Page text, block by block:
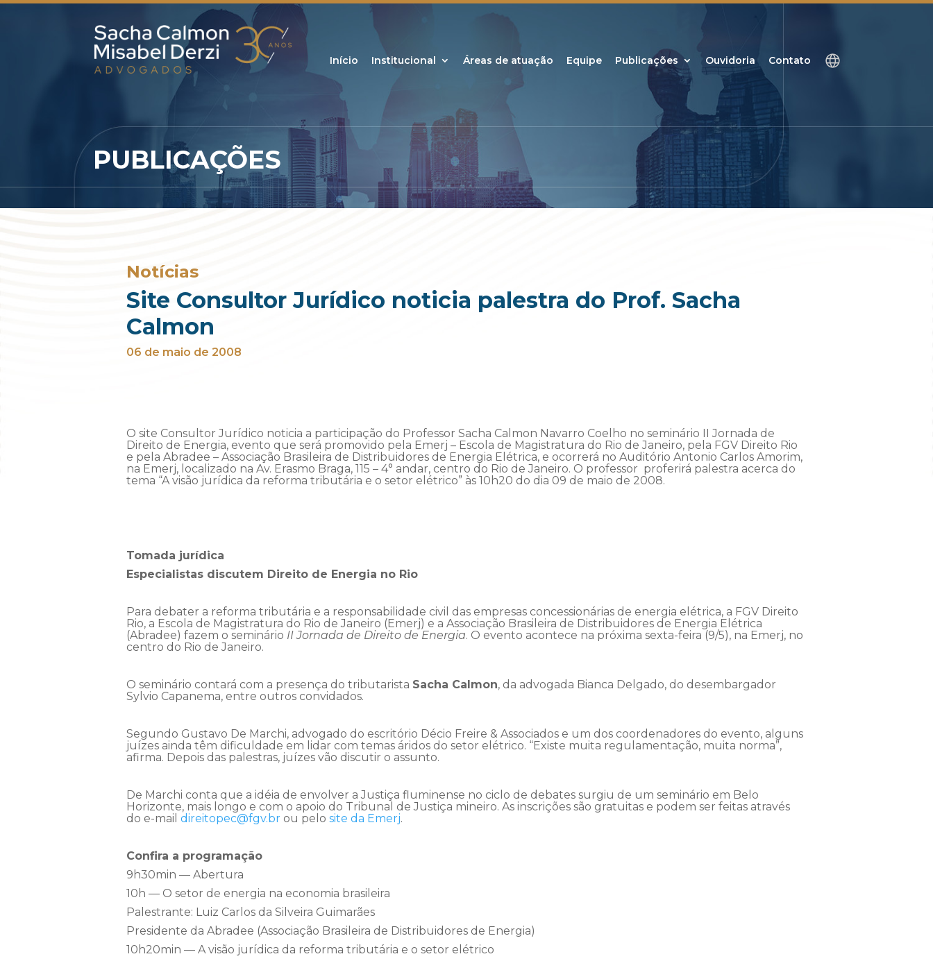
Início Institucional Áreas de atuação Equipe Publicações Ouvidoria Contato
PUBLICAÇÕES
Notícias
Site Consultor Jurídico noticia palestra do Prof. Sacha
Calmon
06 de maio de 2008
O site Consultor Jurídico noticia a participação do Professor Sacha Calmon Navarro Coelho no seminário II Jornada de
Direito de Energia, evento que será promovido pela Emerj – Escola de Magistratura do Rio de Janeiro, pela FGV Direito Rio
e pela Abradee – Associação Brasileira de Distribuidores de Energia Elétrica, e ocorrerá no Auditório Antonio Carlos Amorim,
na Emerj, localizado na Av. Erasmo Braga, 115 – 4° andar, centro do Rio de Janeiro. O professor proferirá palestra acerca do
tema “A visão jurídica da reforma tributária e o setor elétrico” às 10h20 do dia 09 de maio de 2008.
Tomada jurídica
Especialistas discutem Direito de Energia no Rio
Para debater a reforma tributária e a responsabilidade civil das empresas concessionárias de energia elétrica, a FGV Direito
Rio, a Escola de Magistratura do Rio de Janeiro (Emerj) e a Associação Brasileira de Distribuidores de Energia Elétrica
(Abradee) fazem o seminário II Jornada de Direito de Energia. O evento acontece na próxima sexta-feira (9/5), na Emerj, no
centro do Rio de Janeiro.
O seminário contará com a presença do tributarista Sacha Calmon, da advogada Bianca Delgado, do desembargador
Sylvio Capanema, entre outros convidados.
Segundo Gustavo De Marchi, advogado do escritório Décio Freire & Associados e um dos coordenadores do evento, alguns
juízes ainda têm dificuldade em lidar com temas áridos do setor elétrico. “Existe muita regulamentação, muita norma”,
afirma. Depois das palestras, juízes vão discutir o assunto.
De Marchi conta que a idéia de envolver a Justiça fluminense no ciclo de debates surgiu de um seminário em Belo
Horizonte, mais longo e com o apoio do Tribunal de Justiça mineiro. As inscrições são gratuitas e podem ser feitas através
do e-mail direitopec@fgv.br ou pelo site da Emerj.
Confira a programação
9h30min — Abertura
10h — O setor de energia na economia brasileira
Palestrante: Luiz Carlos da Silveira Guimarães
Presidente da Abradee (Associação Brasileira de Distribuidores de Energia)
10h20min — A visão jurídica da reforma tributária e o setor elétrico